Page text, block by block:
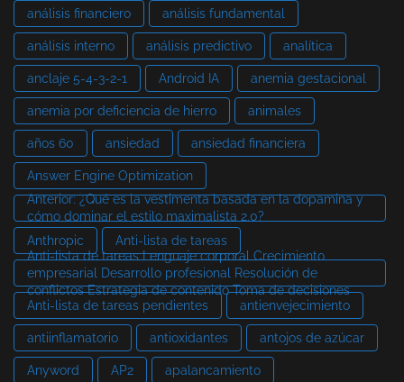
análisis financiero análisis fundamental
análisis interno análisis predictivo analítica
anclaje 5-4-3-2-1 Android IA anemia gestacional
anemia por deficiencia de hierro animales
años 60 ansiedad ansiedad financiera
Answer Engine Optimization
Anterior: ¿Qué es la vestimenta basada en la dopamina y
cómo dominar el estilo maximalista 2.0?
Anthropic
Anti-lista de tareas
Anti-lista de tareas Lenguaje corporal Crecimiento
empresarial Desarrollo profesional Resolución de
conflictos Estrategia de contenido Toma de decisiones
Anti-lista de tareas pendientes
antienvejecimiento
antiinflamatorio antioxidantes antojos de azúcar
Anyword AP2 apalancamiento